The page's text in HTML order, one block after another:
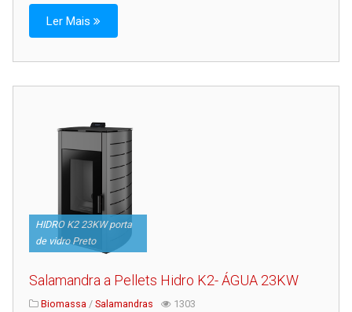
Ler Mais
HIDRO K2 23KW porta
de vidro Preto
Salamandra a Pellets Hidro K2- ÁGUA 23KW
Biomassa / Salamandras 1303